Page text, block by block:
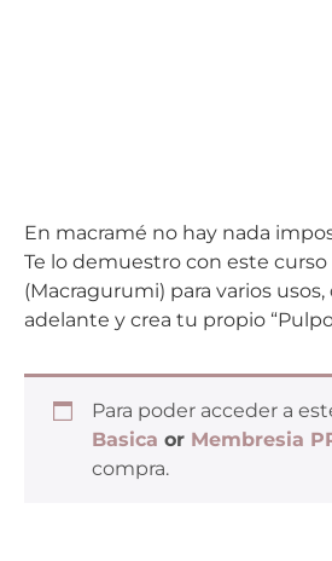
En macramé no hay nada
Te lo demuestro con este
(Macragurumi) para varios
adelante y crea tu propio
Para poder acceder a
Basica or Membresia
compra.